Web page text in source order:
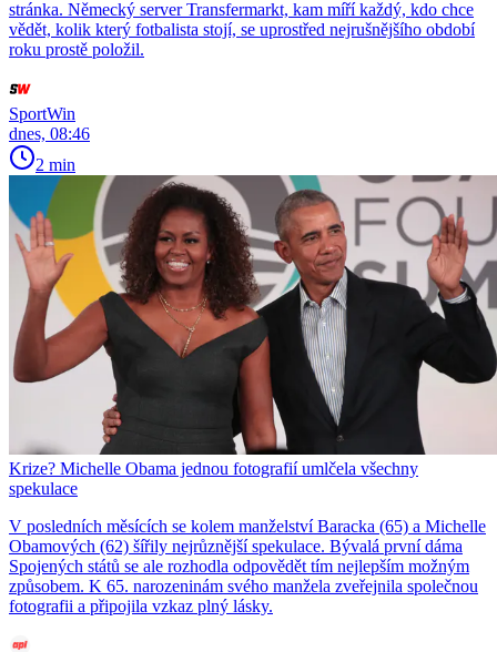
stránka. Německý server Transfermarkt, kam míří každý, kdo chce
vědět, kolik který fotbalista stojí, se uprostřed nejrušnějšího období
roku prostě položil.
SportWin
dnes, 08:46
2 min
Krize? Michelle Obama jednou fotografií umlčela všechny
spekulace
V posledních měsících se kolem manželství Baracka (65) a Michelle
Obamových (62) šířily nejrůznější spekulace. Bývalá první dáma
Spojených států se ale rozhodla odpovědět tím nejlepším možným
způsobem. K 65. narozeninám svého manžela zveřejnila společnou
fotografii a připojila vzkaz plný lásky.